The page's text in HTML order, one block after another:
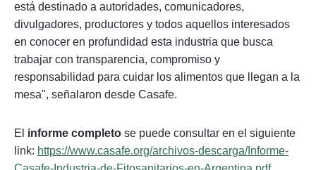
está destinado a autoridades, comunicadores,
divulgadores, productores y todos aquellos interesados
en conocer en profundidad esta industria que busca
trabajar con transparencia, compromiso y
responsabilidad para cuidar los alimentos que llegan a la
mesa", señalaron desde Casafe.
El informe completo se puede consultar en el siguiente
link: https://www.casafe.org/archivos-descarga/Informe-